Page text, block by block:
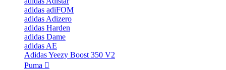
adidas adiFOM
adidas Adizero
adidas Harden
adidas Dame
adidas AE
Adidas Yeezy Boost 350 V2
Puma